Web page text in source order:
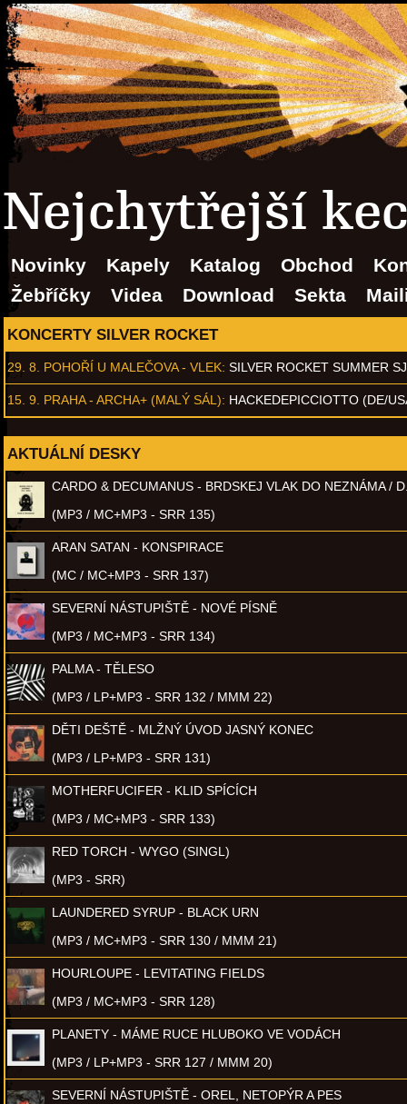
Nejchytřejší
Novinky Kapely Katalog Obchod
Žebříčky
Videa Download Sekta
KONCERTY SILVER ROCKET
29. 8. POHOŘÍ U MALEČOVA - VLEK: SILVER ROCKET SUMMER
15. 9. PRAHA - ARCHA+ (MALÝ SÁL): HACKEDEPICCIOTTO (DE/
AKTUÁLNÍ DESKY
CARDO & DECUMANUS - BRDSKEJ VLAK DO NEZNÁMA /
(MP3 / MC+MP3 - SRR 135)
ARAN SATAN - KONSPIRACE
(MC / MC+MP3 - SRR 137)
SEVERNÍ NÁSTUPIŠTĚ - NOVÉ PÍSNĚ
(MP3 / MC+MP3 - SRR 134)
PALMA - TĚLESO
(MP3 / LP+MP3 - SRR 132 / MMM 22)
DĚTI DEŠTĚ - MLŽNÝ ÚVOD JASNÝ KONEC
(MP3 / LP+MP3 - SRR 131)
MOTHERFUCIFER - KLID SPÍCÍCH
(MP3 / MC+MP3 - SRR 133)
RED TORCH - WYGO (SINGL)
(MP3 - SRR)
LAUNDERED SYRUP - BLACK URN
(MP3 / MC+MP3 - SRR 130 / MMM 21)
HOURLOUPE - LEVITATING FIELDS
(MP3 / MC+MP3 - SRR 128)
PLANETY - MÁME RUCE HLUBOKO VE VODÁCH
(MP3 / LP+MP3 - SRR 127 / MMM 20)
SEVERNÍ NÁSTUPIŠTĚ - OREL, NETOPÝR A PES